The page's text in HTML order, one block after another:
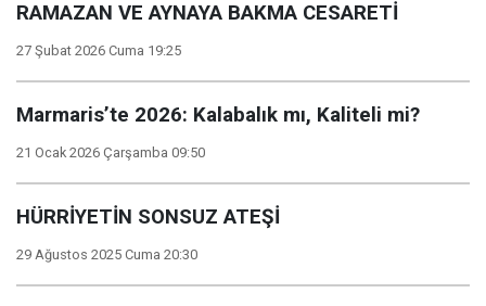
RAMAZAN VE AYNAYA BAKMA CESARETİ
27 Şubat 2026 Cuma 19:25
Marmaris’te 2026: Kalabalık mı, Kaliteli mi?
21 Ocak 2026 Çarşamba 09:50
HÜRRİYETİN SONSUZ ATEŞİ
29 Ağustos 2025 Cuma 20:30